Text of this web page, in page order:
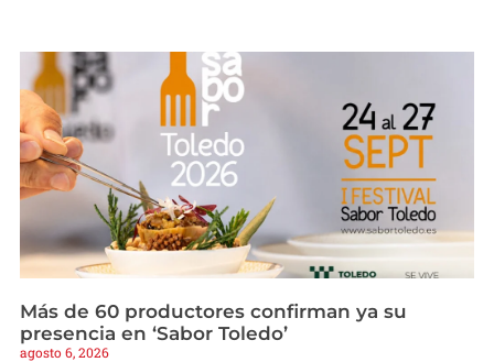
Más de 60 productores confirman ya su
presencia en ‘Sabor Toledo’
agosto 6, 2026